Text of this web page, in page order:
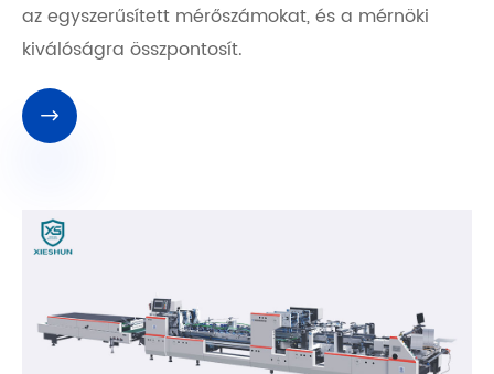
az egyszerűsített mérőszámokat, és a mérnöki
kiválóságra összpontosít.
